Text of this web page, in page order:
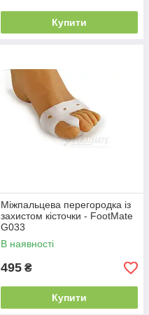
Купити
Міжпальцева перегородка із
захистом кісточки - FootMate
G033
В наявності
495 ₴
Купити